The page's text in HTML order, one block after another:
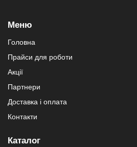
Меню
Головна
Прайси для роботи
Акції
Партнери
Доставка і оплата
Контакти
Каталог